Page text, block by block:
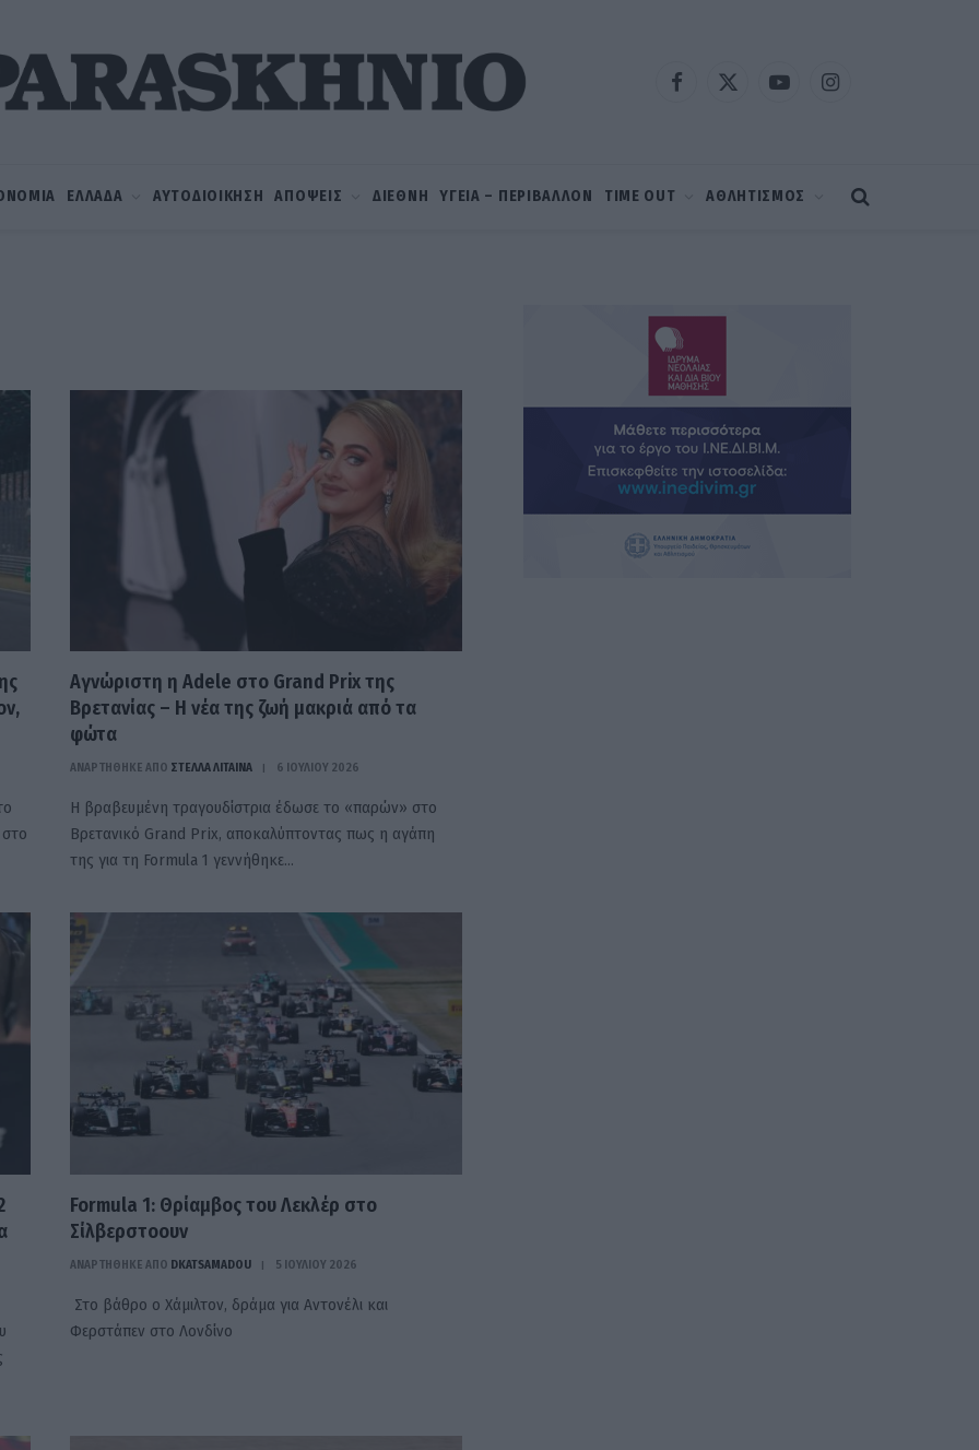
Facebook
X
YouTubeInstagram
ΕΛΛΑΔΑ ΑΥΤΟΔΙΟΙΚΗΣΗ ΑΠΟΨΕΙΣ ΔΙΕΘΝΗ ΥΓΕΙΑ – ΠΕΡΙΒΑΛΛΟΝ TIME OUT ΑΘΛΗΤΙΣΜΟΣ
Αγνώριστη η Adele στο Grand Prix της
Βρετανίας – Η νέα της ζωή μακριά από τα
φώτα
ΑΝΑΡΤΗΘΗΚΕ ΑΠΟ ΣΤΈΛΛΑ ΛΊΤΑΙΝΑ 6 ΙΟΥΛΊΟΥ 2026
Η βραβευμένη τραγουδίστρια έδωσε το «παρών» στο
Βρετανικό Grand Prix, αποκαλύπτοντας πως η αγάπη
της για τη Formula 1 γεννήθηκε…
Formula 1: Θρίαμβος του Λεκλέρ στο
Σίλβερστοουν
ΑΝΑΡΤΗΘΗΚΕ ΑΠΟ DKATSAMADOU 5 ΙΟΥΛΊΟΥ 2026
Στο βάθρο ο Χάμιλτον, δράμα για Αντονέλι και
Φερστάπεν στο Λονδίνο